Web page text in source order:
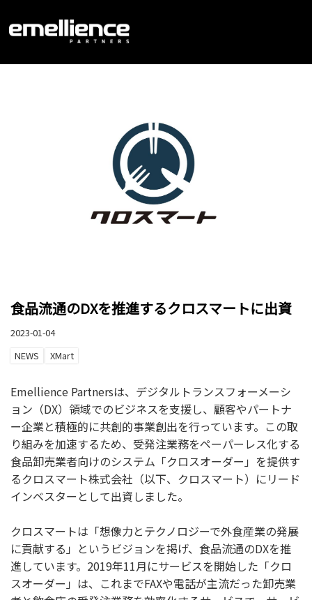
食品流通のDXを推進するクロスマートに出資
2023-01-04
NEWS
XMart
Emellience Partnersは、デジタルトランスフォーメーシ
ョン（DX）領域でのビジネスを支援し、顧客やパートナ
ー企業と積極的に共創的事業創出を行っています。この取
り組みを加速するため、受発注業務をペーパーレス化する
食品卸売業者向けのシステム「クロスオーダー」を提供す
るクロスマート株式会社（以下、クロスマート）にリード
インベスターとして出資しました。
クロスマートは「想像力とテクノロジーで外食産業の発展
に貢献する」というビジョンを掲げ、食品流通のDXを推
進しています。2019年11月にサービスを開始した「クロ
スオーダー」は、これまでFAXや電話が主流だった卸売業